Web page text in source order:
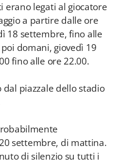
erano legati al giocatore
a partire dalle ore
18 settembre, fino alle
domani, giovedì 19
fino alle ore 22.00.
dal piazzale dello stadio
settembre, di mattina.
di silenzio su tutti i